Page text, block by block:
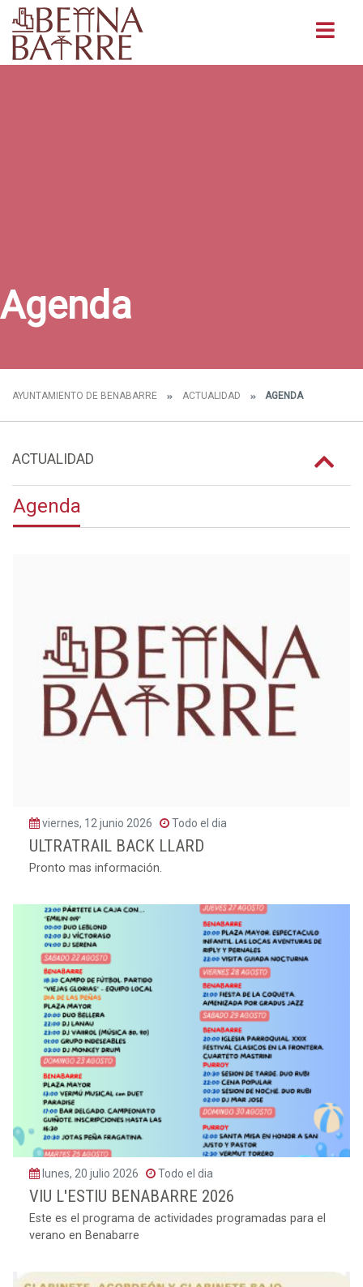
Agenda
AYUNTAMIENTO DE BENABARRE ACTUALIDAD AGENDA
ACTUALIDAD
Agenda
viernes, 12 junio 2026 Todo el dia
ULTRATRAIL BACK LLARD
Pronto mas información.
lunes, 20 julio 2026 Todo el dia
VIU L'ESTIU BENABARRE 2026
Este es el programa de actividades programadas para el
verano en Benabarre